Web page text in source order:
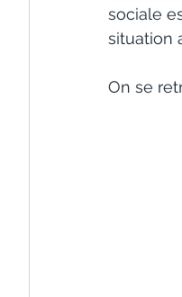
sociale
situation
On se